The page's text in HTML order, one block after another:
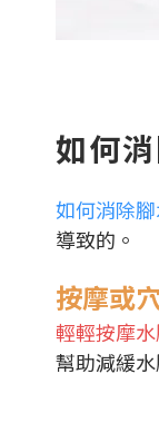
如何
如何消除
導致的。
按摩或
輕輕按摩
幫助減緩水